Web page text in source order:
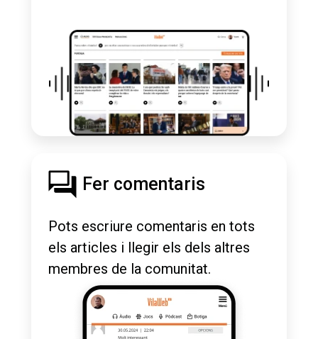
Fer comentaris
Pots escriure comentaris en tots
els articles i llegir els dels altres
membres de la comunitat.